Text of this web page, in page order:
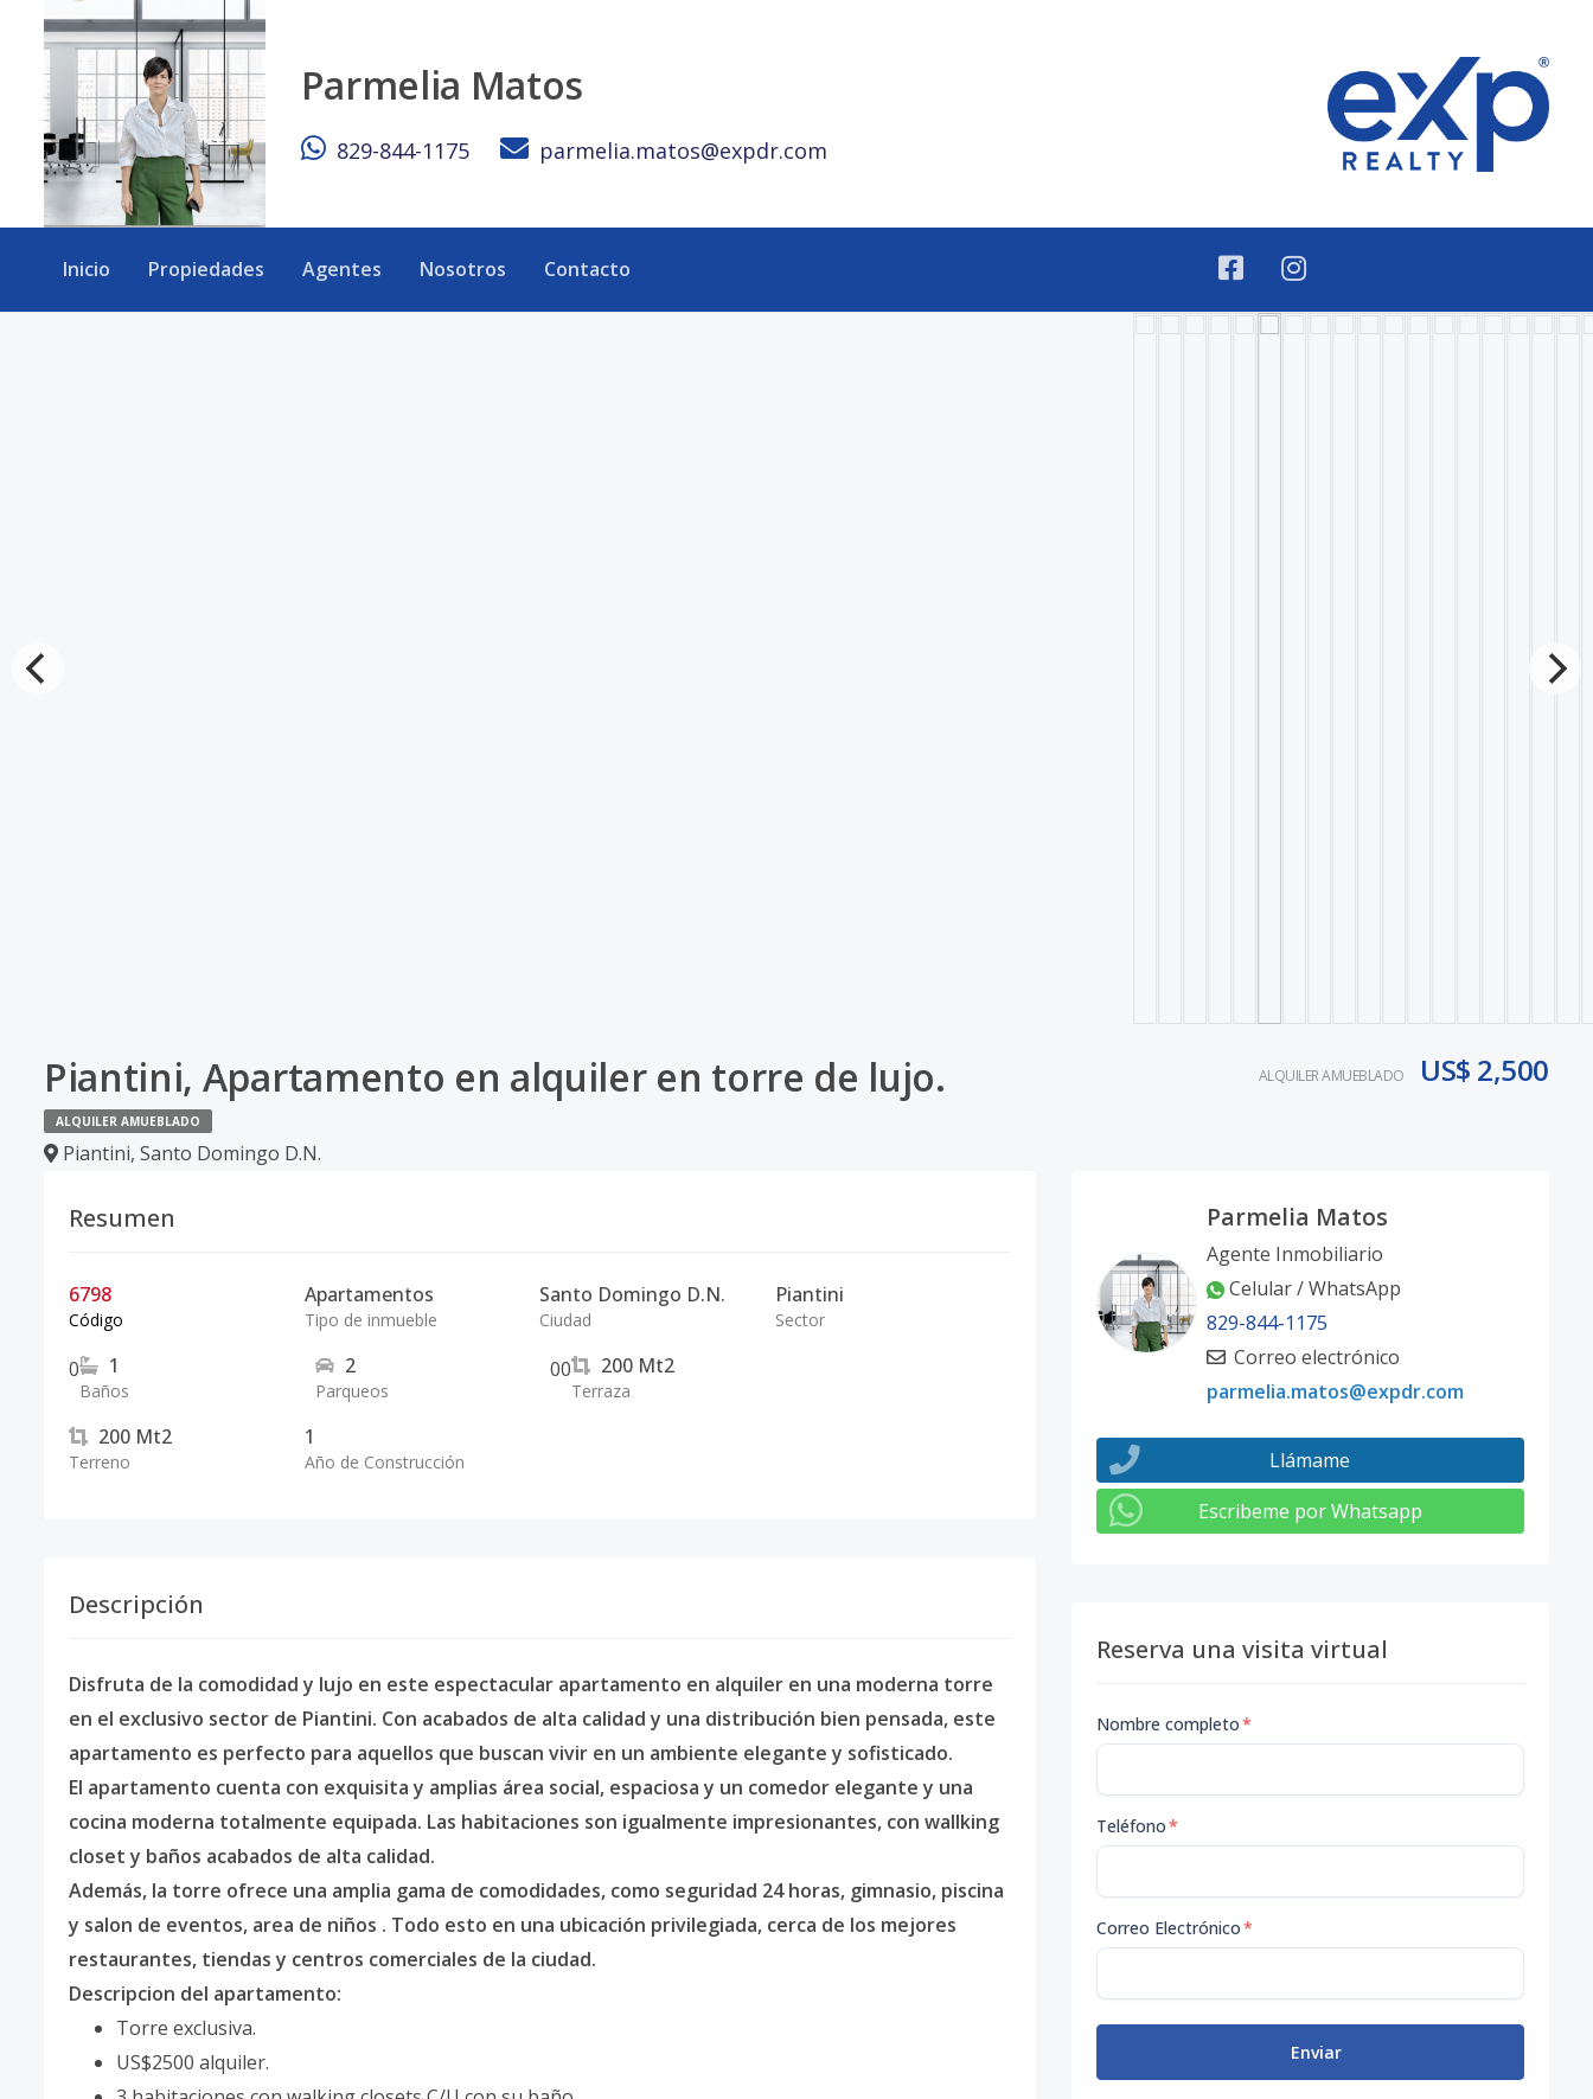
Parmelia Matos
829-844-1175 parmelia.matos@expdr.com
Inicio Propiedades Agentes Nosotros Contacto
Piantini, Apartamento en alquiler en torre de lujo.
ALQUILER AMUEBLADO
Piantini, Santo Domingo D.N.
ALQUILER AMUEBLADO US$ 2,500
Resumen
6798
Código
Apartamentos
Tipo de inmueble
Santo Domingo D.N.
Ciudad
Piantini
Sector
0 1
Baños
2
Parqueos
00 200 Mt2
Terraza
200 Mt2
Terreno
1
Año de Construcción
Descripción
Disfruta de la comodidad y lujo en este espectacular apartamento en alquiler en una moderna torre
en el exclusivo sector de Piantini. Con acabados de alta calidad y una distribución bien pensada, este
apartamento es perfecto para aquellos que buscan vivir en un ambiente elegante y sofisticado.
El apartamento cuenta con exquisita y amplias área social, espaciosa y un comedor elegante y una
cocina moderna totalmente equipada. Las habitaciones son igualmente impresionantes, con wallking
closet y baños acabados de alta calidad.
Además, la torre ofrece una amplia gama de comodidades, como seguridad 24 horas, gimnasio, piscina
y salon de eventos, area de niños . Todo esto en una ubicación privilegiada, cerca de los mejores
restaurantes, tiendas y centros comerciales de la ciudad.
Descripcion del apartamento:
Torre exclusiva.
US$2500 alquiler.
Parmelia Matos
Agente Inmobiliario
Celular / WhatsApp
829-844-1175
Correo electrónico
parmelia.matos@expdr.com
Llámame
Escribeme por Whatsapp
Reserva una visita virtual
Nombre completo*
Teléfono*
Correo Electrónico*
Enviar
Piantini, Apartamento en alquiler en torre de lujo. - eXp Realty República Dominicana